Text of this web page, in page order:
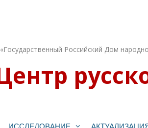
Российский Дом
ИССЛЕДОВАНИЕ